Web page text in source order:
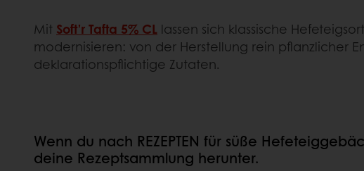
Mit Soft’r Tafta 5% CL lassen sich klassische
modernisieren: von der Herstellung rein pflanzlicher
deklarationspflichtige Zutaten.
Wenn du nach REZEPTEN für süße
deine Rezeptsammlung herunter.